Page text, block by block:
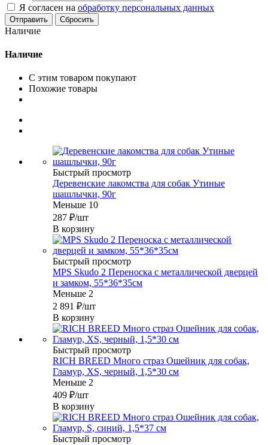
Я согласен на обработку персональных данных
Сбросить
Наличие
Наличие
С этим товаром покупают
Похожие товары
Быстрый просмотр
Деревенские лакомства для собак Утиные
шашлычки, 90г
Меньше 10
287 ₽/шт
В корзину
Быстрый просмотр
MPS Skudo 2 Переноска с металлической дверцей
и замком, 55*36*35см
Меньше 2
2 891 ₽/шт
В корзину
Быстрый просмотр
RICH BREED Много страз Ошейник для собак,
Гламур, XS, черный, 1,5*30 см
Меньше 2
409 ₽/шт
В корзину
Быстрый просмотр